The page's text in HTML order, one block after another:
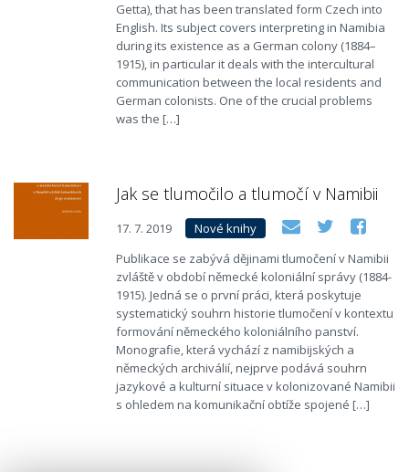
Getta), that has been translated form Czech into
English. Its subject covers interpreting in Namibia
during its existence as a German colony (1884–
1915), in particular it deals with the intercultural
communication between the local residents and
German colonists. One of the crucial problems
was the […]
Jak se tlumočilo a tlumočí v Namibii
17. 7. 2019
Nové knihy
Publikace se zabývá dějinami tlumočení v Namibii
zvláště v období německé koloniální správy (1884-
1915). Jedná se o první práci, která poskytuje
systematický souhrn historie tlumočení v kontextu
formování německého koloniálního panství.
Monografie, která vychází z namibijských a
německých archiválií, nejprve podává souhrn
jazykové a kulturní situace v kolonizované Namibii
s ohledem na komunikační obtíže spojené […]